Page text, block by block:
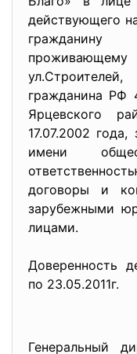
действующего
гражданина
Ярцевского
17.07.2002
имени
договоры и
зарубежными
лицами.
Доверенность
по 23.05.2011г.